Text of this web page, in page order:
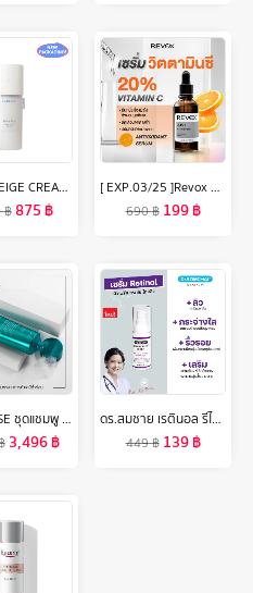
[ใหม่] LANEIGE CREAM SKIN CERAPEPTIDE REFINER 170ML ครีม สกิน ครีมบำรุงผิวหน้ารูปแบบน้ำ ช่วยเติมเต็มความชุ่มชื้น
฿875 ฿
[ EXP.03/25 ]Revox B77 JUST VITAMIN C 20% ANTIOXIDANT SERUM 30 ml เซรั่มวิตซีเข้มข้น 20%เนื้อบางเบา ไม่ระคายผิว
690฿ 199฿
KERASTASE ชุดแชมพู + มาส์กดูแลผมเสีย เปราะ ฉีกขาด แตกปลาย จากการทำสีและทำเคมีซ้ำซ้อน RESISTANCE THERAPISTE SHAMPOO 250 ml + MASQUE 200 ml FOR DAMAGED HAIR (เคเรสตาส,ผมเสีย,เคราสตาส,เทอราพิส,ยาสระผม)
3,496฿
ดร.สมชาย เรตินอล รีไวฟ์ เซรั่ม 20 กรัม Dr.Somchai Retinol Revive Serum
449฿ 139฿